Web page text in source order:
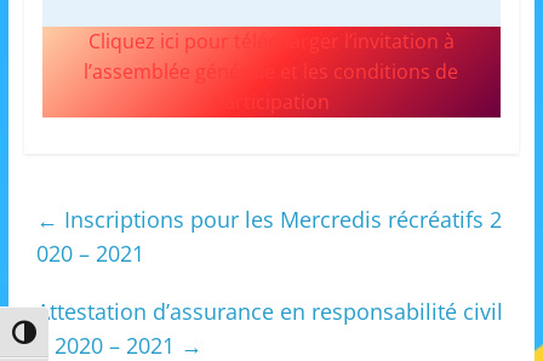
Passer en contraste élevé
u
t
n
Cliquez ici pour télécharger l’invitation à
l’assemblée générale et les conditions de
participation
← Inscriptions pour les Mercredis récréatifs 2
020 – 2021
Attestation d’assurance en responsabilité civil
e 2020 – 2021 →